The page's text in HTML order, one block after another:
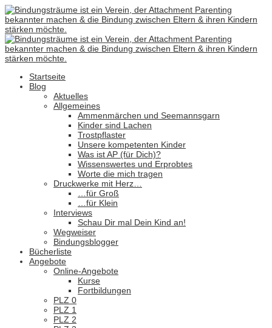
Startseite
Blog
Aktuelles
Allgemeines
Ammenmärchen und Seemannsgarn
Kinder sind Lachen
Trostpflaster
Unsere kompetenten Kinder
Was ist AP (für Dich)?
Wissenswertes und Erprobtes
Worte die mich tragen
Druckwerke mit Herz…
…für Groß
…für Klein
Interviews
Schau Dir mal Dein Kind an!
Wegweiser
Bindungsblogger
Bücherliste
Angebote
Online-Angebote
Kurse
Fortbildungen
PLZ 0
PLZ 1
PLZ 2